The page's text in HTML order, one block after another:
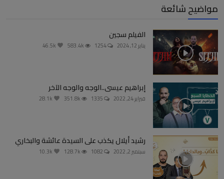
مواضيح شائعة
الفيلم سجين
يناير 12, 2024
إبراهيم عيسى..الوجه والوجه الآخر
فبراير 24, 2022
رشيد أيلال يكذب على السيدة عائشة والبخاري
سبتمبر 2, 2022